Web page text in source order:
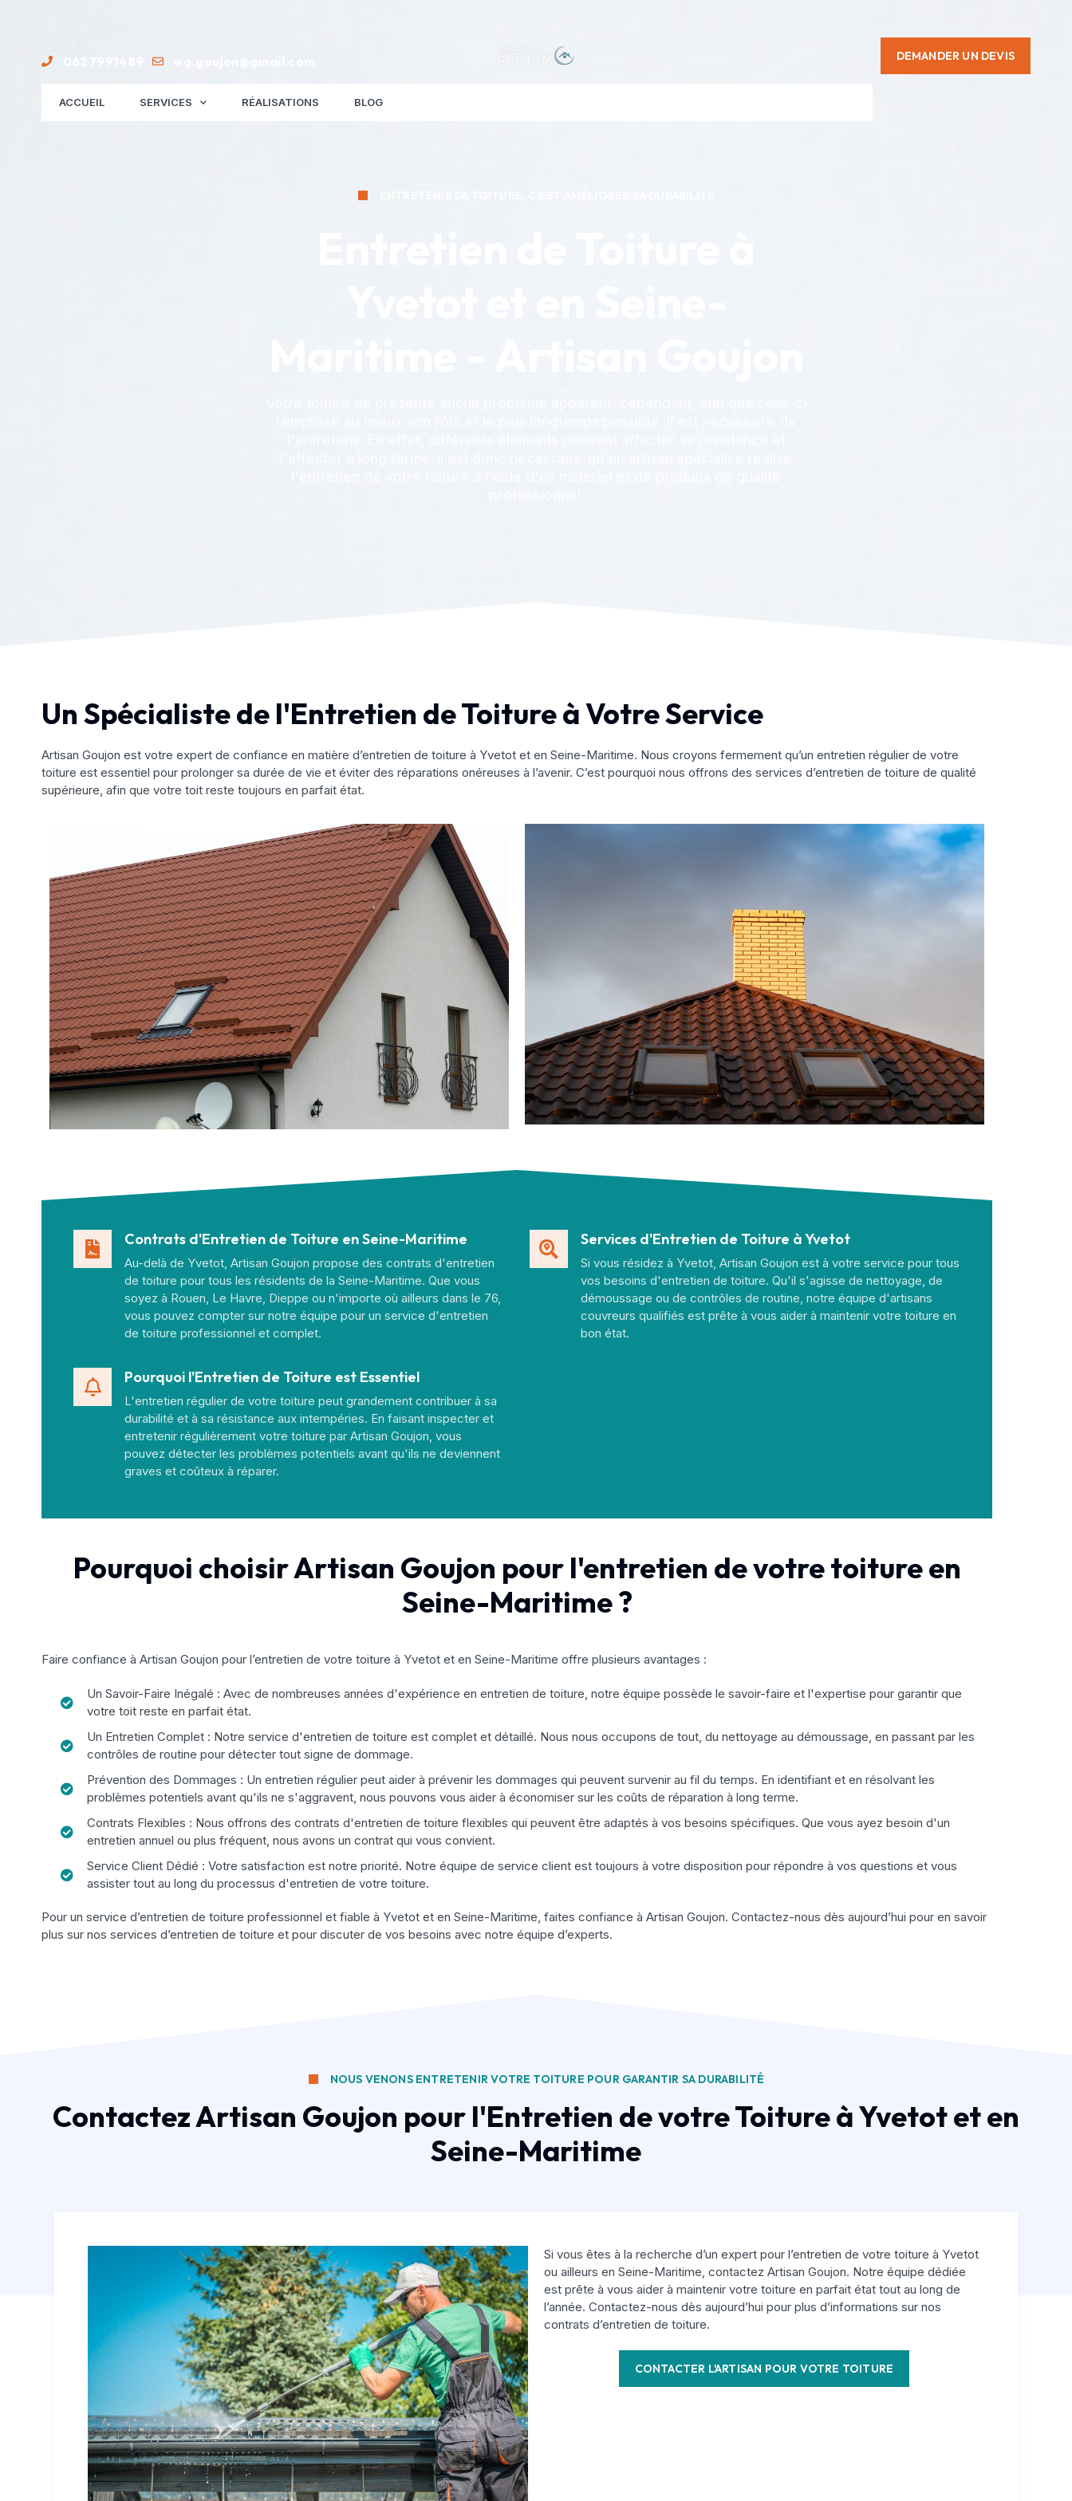
DEMANDER UN DEVIS
ACCUEIL SERVICES RÉALISATIONS BLOG
Un Spécialiste de l'Entretien de Toiture à Votre Service
Artisan Goujon est votre expert de confiance en matière d’entretien de toiture à Yvetot et en Seine-Maritime. Nous croyons fermement qu’un entretien régulier de votre
toiture est essentiel pour prolonger sa durée de vie et éviter des réparations onéreuses à l’avenir. C’est pourquoi nous offrons des services d’entretien de toiture de qualité
supérieure, afin que votre toit reste toujours en parfait état.
Contrats d'Entretien de Toiture en Seine-Maritime
Au-delà de Yvetot, Artisan Goujon propose des contrats d'entretien
de toiture pour tous les résidents de la Seine-Maritime. Que vous
soyez à Rouen, Le Havre, Dieppe ou n'importe où ailleurs dans le 76,
vous pouvez compter sur notre équipe pour un service d'entretien
de toiture professionnel et complet.
Services d'Entretien de Toiture à Yvetot
Si vous résidez à Yvetot, Artisan Goujon est à votre service pour tous
vos besoins d'entretien de toiture. Qu'il s'agisse de nettoyage, de
démoussage ou de contrôles de routine, notre équipe d'artisans
couvreurs qualifiés est prête à vous aider à maintenir votre toiture en
bon état.
Pourquoi l'Entretien de Toiture est Essentiel
L'entretien régulier de votre toiture peut grandement contribuer à sa
durabilité et à sa résistance aux intempéries. En faisant inspecter et
entretenir régulièrement votre toiture par Artisan Goujon, vous
pouvez détecter les problèmes potentiels avant qu'ils ne deviennent
graves et coûteux à réparer.
Pourquoi choisir Artisan Goujon pour l'entretien de votre toiture en
Seine-Maritime ?
Faire confiance à Artisan Goujon pour l’entretien de votre toiture à Yvetot et en Seine-Maritime offre plusieurs avantages :
Un Savoir-Faire Inégalé : Avec de nombreuses années d'expérience en entretien de toiture, notre équipe possède le savoir-faire et l'expertise pour garantir que
votre toit reste en parfait état.
Un Entretien Complet : Notre service d'entretien de toiture est complet et détaillé. Nous nous occupons de tout, du nettoyage au démoussage, en passant par les
contrôles de routine pour détecter tout signe de dommage.
Prévention des Dommages : Un entretien régulier peut aider à prévenir les dommages qui peuvent survenir au fil du temps. En identifiant et en résolvant les
problèmes potentiels avant qu'ils ne s'aggravent, nous pouvons vous aider à économiser sur les coûts de réparation à long terme.
Contrats Flexibles : Nous offrons des contrats d'entretien de toiture flexibles qui peuvent être adaptés à vos besoins spécifiques. Que vous ayez besoin d'un
entretien annuel ou plus fréquent, nous avons un contrat qui vous convient.
Service Client Dédié : Votre satisfaction est notre priorité. Notre équipe de service client est toujours à votre disposition pour répondre à vos questions et vous
assister tout au long du processus d'entretien de votre toiture.
Pour un service d’entretien de toiture professionnel et fiable à Yvetot et en Seine-Maritime, faites confiance à Artisan Goujon. Contactez-nous dès aujourd’hui pour en savoir
plus sur nos services d’entretien de toiture et pour discuter de vos besoins avec notre équipe d’experts.
NOUS VENONS ENTRETENIR VOTRE TOITURE POUR GARANTIR SA DURABILITÉ
Contactez Artisan Goujon pour l'Entretien de votre Toiture à Yvetot et en
Seine-Maritime
Si vous êtes à la recherche d’un expert pour l’entretien de votre toiture à Yvetot
ou ailleurs en Seine-Maritime, contactez Artisan Goujon. Notre équipe dédiée
est prête à vous aider à maintenir votre toiture en parfait état tout au long de
l’année. Contactez-nous dès aujourd’hui pour plus d’informations sur nos
contrats d’entretien de toiture.
CONTACTER L'ARTISAN POUR VOTRE TOITURE